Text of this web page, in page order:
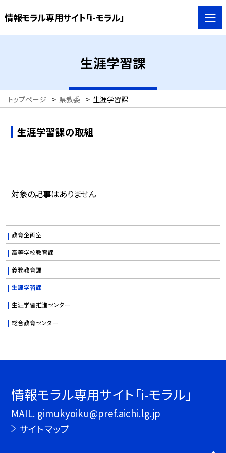
情報モラル専用サイト「i-モラル」
生涯学習課
トップページ > 県教委 > 生涯学習課
生涯学習課の取組
対象の記事はありません
教育企画室
高等学校教育課
義務教育課
生涯学習課
生涯学習推進センター
総合教育センター
情報モラル専用サイト「i-モラル」
MAIL. gimukyoiku@pref.aichi.lg.jp
サイトマップ